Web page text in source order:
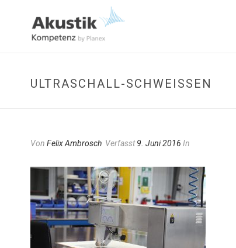
ULTRASCHALL-SCHWEISSEN
Von Felix Ambrosch Verfasst9. Juni 2016 In